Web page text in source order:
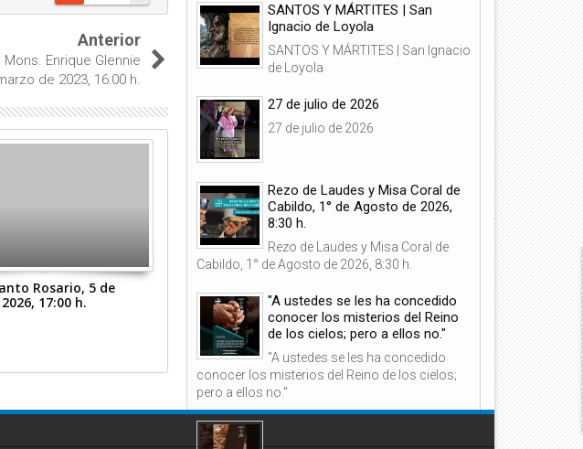
Anterior
Mons. Enrique Glennie
de 2023, 16:00 h.
Rosario, 5 de
17:00 h.
Pietro Parolin, Secretario de
Estado del Vaticano, a los
feligreses
Difuntos, 5 de Agosto de
18:00 h.
SANTOS Y MÁRTITES | San
Ignacio de Loyola
SANTOS Y MÁRTITES | San Ignacio
de Loyola
27 de julio de 2026
27 de julio de 2026
Rezo de Laudes y Misa Coral de
Cabildo, 1° de Agosto de 2026,
8:30 h.
Rezo de Laudes y Misa Coral de
Cabildo, 1° de Agosto de 2026, 8:30 h.
"A ustedes se les ha concedido
conocer los misterios del Reino
de los cielos; pero a ellos no."
"A ustedes se les ha concedido
conocer los misterios del Reino de los cielos;
pero a ellos no."